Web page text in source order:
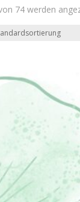
74 werden